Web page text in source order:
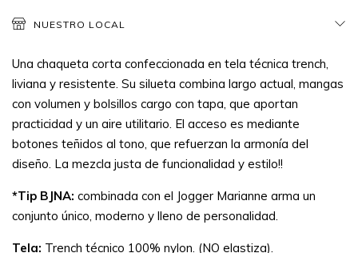
NUESTRO LOCAL
Una chaqueta corta confeccionada en tela técnica trench,
liviana y resistente. Su silueta combina largo actual, mangas
con volumen y bolsillos cargo con tapa, que aportan
practicidad y un aire utilitario. El acceso es mediante
botones teñidos al tono, que refuerzan la armonía del
diseño. La mezcla justa de funcionalidad y estilo!!
*Tip BJNA: combinada con el Jogger Marianne arma un
conjunto único, moderno y lleno de personalidad.
Tela: Trench técnico 100% nylon. (NO elastiza).